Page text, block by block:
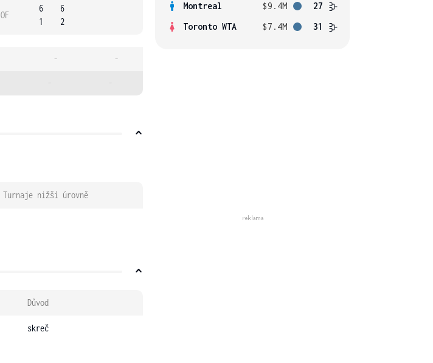
OF
6
1
6
2
- -
- -
Turnaje nižší úrovně
Důvod
skreč
Montreal $9.4M
27
Toronto WTA
$7.4M 31